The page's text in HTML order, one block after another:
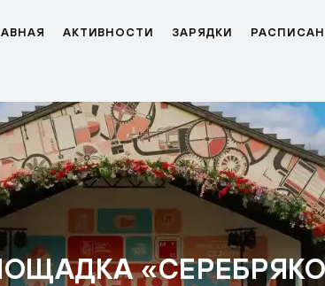
АКТИВНОСТИ ЗАРЯДКИ